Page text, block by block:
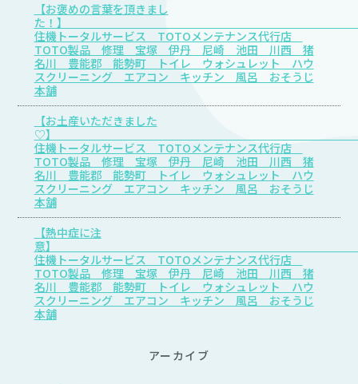
【お褒めの言葉を頂きまし
た
住機トータルサービス TOTOメンテナンス代行店
TOTO製品 修理 宝塚 伊丹 尼崎 池田 川西 猪
名川 豊能郡 能勢町 トイレ ウォシュレット ハウ
スクリーニング エアコン キッチン 風呂 おそうじ
本舗
【お土産いただきました
♡
住機トータルサービス TOTOメンテナンス代行店
TOTO製品 修理 宝塚 伊丹 尼崎 池田 川西 猪
名川 豊能郡 能勢町 トイレ ウォシュレット ハウ
スクリーニング エアコン キッチン 風呂 おそうじ
本舗
【熱中症に注
意
住機トータルサービス TOTOメンテナンス代行店
TOTO製品 修理 宝塚 伊丹 尼崎 池田 川西 猪
名川 豊能郡 能勢町 トイレ ウォシュレット ハウ
スクリーニング エアコン キッチン 風呂 おそうじ
本舗
アーカイブ